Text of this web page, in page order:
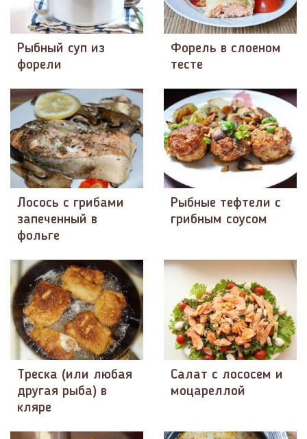
Рыбный суп из
форели
Форель в слоеном
тесте
Лосось с грибами
запеченный в
фольге
Рыбные тефтели с
грибным соусом
Треска (или любая
другая рыба) в
кляре
Салат с лососем и
моцареллой